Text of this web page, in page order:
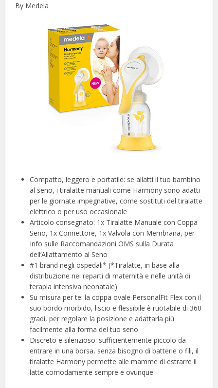
By Medela
Compatto, leggero e portatile: se allatti il tuo bambino
al seno, i tiralatte manuali come Harmony sono adatti
per le giornate impegnative, come sostituti del tiralatte
elettrico o per uso occasionale
Articolo consegnato: 1x Tiralatte Manuale con Coppa
Seno, 1x Connettore, 1x Valvola con Membrana, per
Info sulle Raccomandazioni OMS sulla Durata
dell’Allattamento al Seno
#1 brand negli ospedali* (*Tiralatte, in base alla
distribuzione nei reparti di maternità e nelle unità di
terapia intensiva neonatale)
Su misura per te: la coppa ovale PersonalFit Flex con il
suo bordo morbido, liscio e flessibile è ruotabile di 360
gradi, per regolare la posizione e adattarla più
facilmente alla forma del tuo seno
Discreto e silenzioso: sufficientemente piccolo da
entrare in una borsa, senza bisogno di batterie o fili, il
tiralatte Harmony permette alle mamme di estrarre il
latte comodamente sempre e ovunque